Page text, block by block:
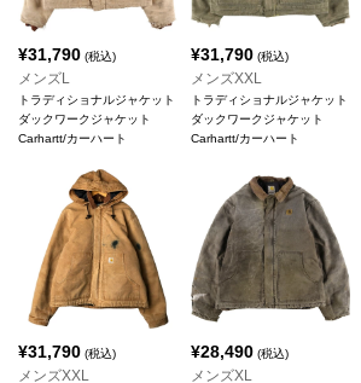
¥31,790 (税込)
メンズL
トラディショナルジャケット
ダックワークジャケット
Carhartt/カーハート
¥31,790(税込)
メンズXXL
トラディショナルジャケット
ダックワークジャケット
Carhartt/カーハート
¥31,790 (税込)
メンズXXL
¥28,490(税込)
メンズXL